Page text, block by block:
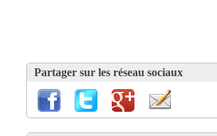
Partager sur les réseau sociaux